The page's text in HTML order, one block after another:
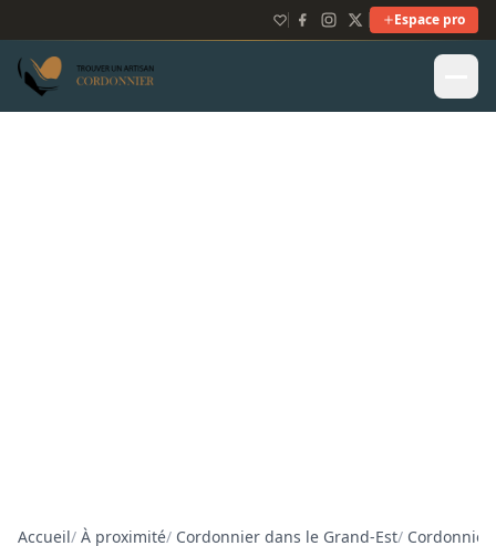
Espace pro
Accueil/ À proximité/ Cordonnier dans le Grand-Est/